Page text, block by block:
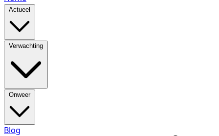
Actueel
Verwachting
Onweer
Blog